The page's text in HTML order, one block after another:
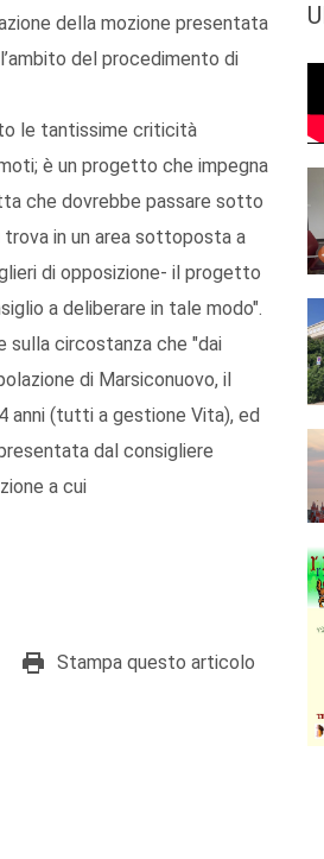
della mozione presentata
del procedimento di
le tantissime criticità
è un progetto che impegna
che dovrebbe passare sotto
trova in un area sottoposta a
di opposizione- il progetto
a deliberare in tale modo".
sulla circostanza che "dai
di Marsiconuovo, il
anni (tutti a gestione Vita), ed
dal consigliere
a cui
Stampa questo articolo